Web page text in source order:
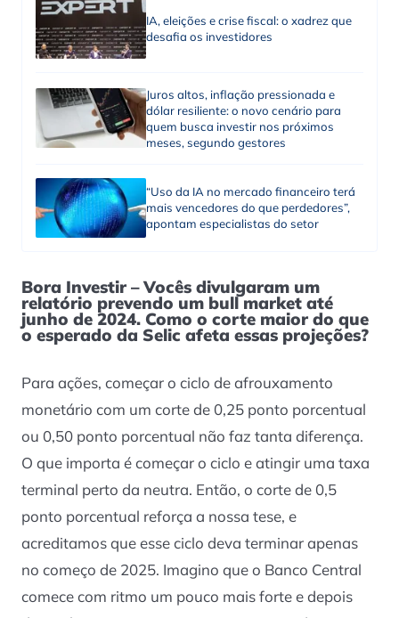
IA, eleições e crise fiscal: o xadrez que
desafia os investidores
Juros altos, inflação pressionada e
dólar resiliente: o novo cenário para
quem busca investir nos próximos
meses, segundo gestores
“Uso da IA no mercado financeiro terá
mais vencedores do que perdedores”,
apontam especialistas do setor
Bora Investir – Vocês divulgaram um
relatório prevendo um bull market até
junho de 2024. Como o corte maior do que
o esperado da Selic afeta essas projeções?
Para ações, começar o ciclo de afrouxamento
monetário com um corte de 0,25 ponto porcentual
ou 0,50 ponto porcentual não faz tanta diferença.
O que importa é começar o ciclo e atingir uma taxa
terminal perto da neutra. Então, o corte de 0,5
ponto porcentual reforça a nossa tese, e
acreditamos que esse ciclo deva terminar apenas
no começo de 2025. Imagino que o Banco Central
comece com ritmo um pouco mais forte e depois